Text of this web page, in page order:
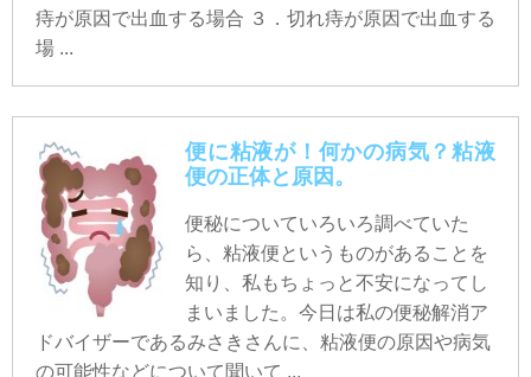
痔が原因で出血する場合 ３．切れ痔が原因で出血する
場 ...
便に粘液が！何かの病気？粘液
便の正体と原因。
便秘についていろいろ調べていた
ら、粘液便というものがあることを
知り、私もちょっと不安になってし
まいました。今日は私の便秘解消ア
ドバイザーであるみさきさんに、粘液便の原因や病気
の可能性などについて聞いて ...